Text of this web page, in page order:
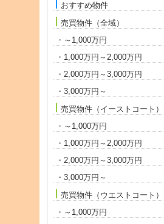
おすすめ物件
売買物件（全域）
・～1,000万円
・1,000万円～2,000万円
・2,000万円～3,000万円
・3,000万円～
売買物件（イーストコート）
・～1,000万円
・1,000万円～2,000万円
・2,000万円～3,000万円
・3,000万円～
売買物件（ウエストコート）
・～1,000万円